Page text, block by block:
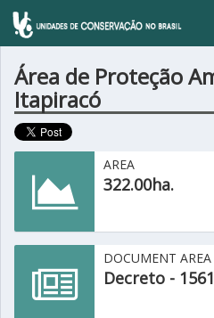
Área de Proteção
Itapiracó
AREA
322.00ha.
DOCUMENT AREA
Decreto -